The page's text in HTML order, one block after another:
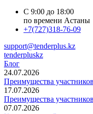
С 9:00 до 18:00
по времени Астаны
+7(727)318-76-09
support@tenderplus.kz
tenderpluskz
Блог
24.07.2026
Преимущества
17.07.2026
Преимущества
07.07.2026